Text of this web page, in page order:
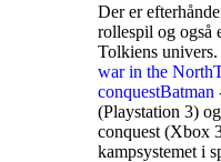
Der er
rollespil og også
Tolkiens univers.
war in the North
conquestBatman
(Playstation 3)
conquest (Xbox
kampsystemet i